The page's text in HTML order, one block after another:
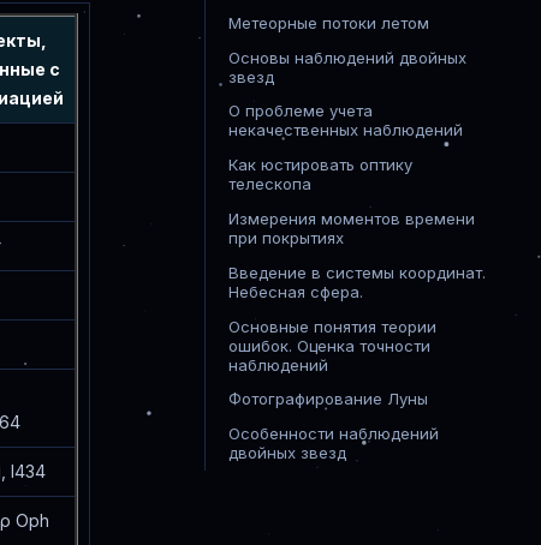
с
I434
Oph
Метеорные потоки летом
Основы наблюдений двойных
звезд
О проблеме учета
некачественных наблюдений
Как юстировать оптику
телескопа
Измерения моментов времени
при покрытиях
Введение в системы координат.
Небесная сфера.
Основные понятия теории
ошибок. Оценка точности
наблюдений
Фотографирование Луны
Особенности наблюдений
двойных звезд